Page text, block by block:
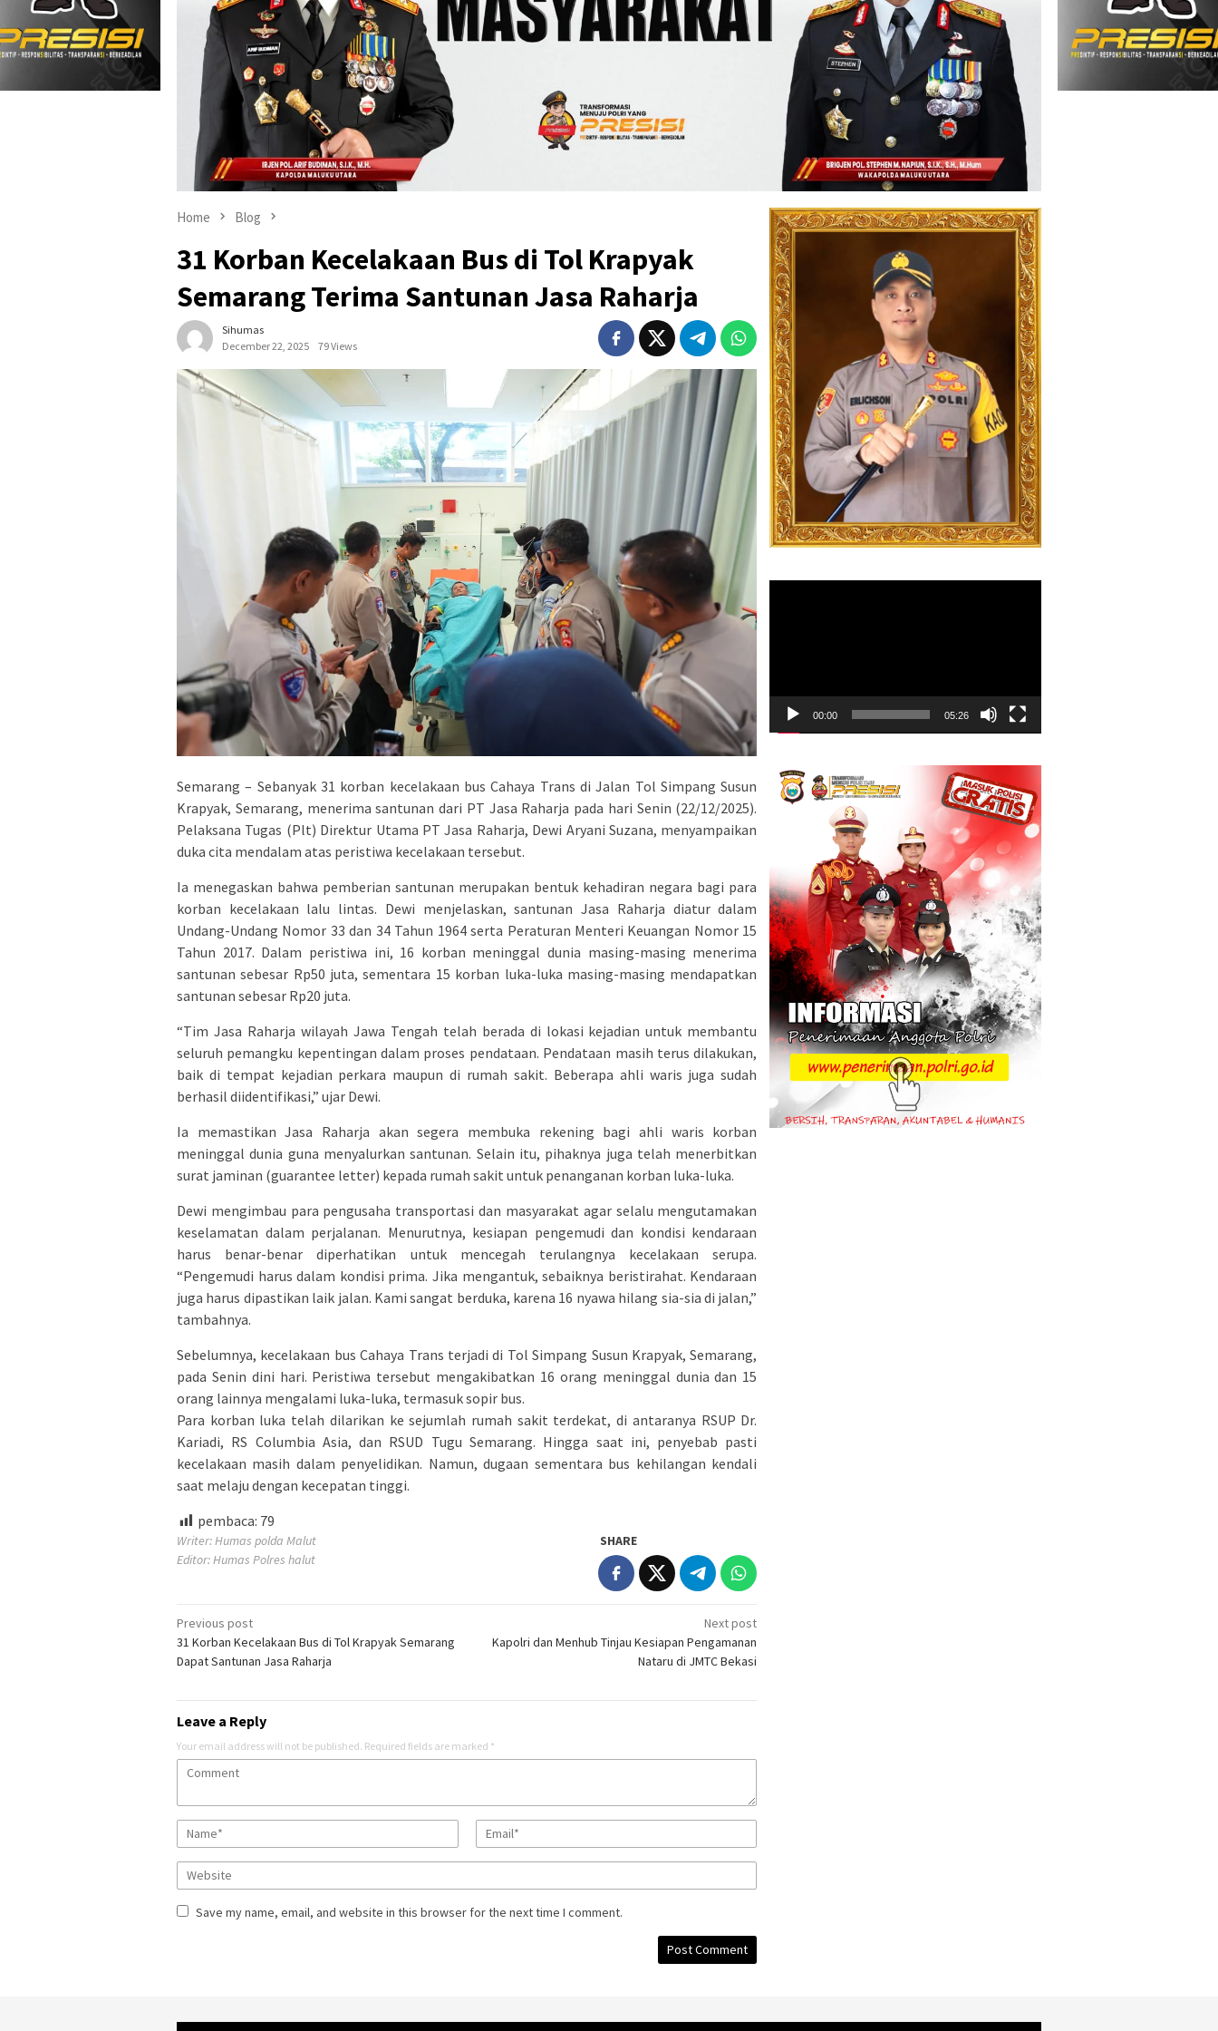
Home Blog
31 Korban Kecelakaan Bus di Tol Krapyak
Semarang Terima Santunan Jasa Raharja
Sihumas
December 22, 2025
79 Views
Semarang – Sebanyak 31 korban kecelakaan bus Cahaya Trans di Jalan Tol Simpang Susun
Krapyak, Semarang, menerima santunan dari PT Jasa Raharja pada hari Senin (22/12/2025).
Pelaksana Tugas (Plt) Direktur Utama PT Jasa Raharja, Dewi Aryani Suzana, menyampaikan
duka cita mendalam atas peristiwa kecelakaan tersebut.
Ia menegaskan bahwa pemberian santunan merupakan bentuk kehadiran negara bagi para
korban kecelakaan lalu lintas. Dewi menjelaskan, santunan Jasa Raharja diatur dalam
Undang-Undang Nomor 33 dan 34 Tahun 1964 serta Peraturan Menteri Keuangan Nomor 15
Tahun 2017. Dalam peristiwa ini, 16 korban meninggal dunia masing-masing menerima
santunan sebesar Rp50 juta, sementara 15 korban luka-luka masing-masing mendapatkan
santunan sebesar Rp20 juta.
“Tim Jasa Raharja wilayah Jawa Tengah telah berada di lokasi kejadian untuk membantu
seluruh pemangku kepentingan dalam proses pendataan. Pendataan masih terus dilakukan,
baik di tempat kejadian perkara maupun di rumah sakit. Beberapa ahli waris juga sudah
berhasil diidentifikasi,” ujar Dewi.
Ia memastikan Jasa Raharja akan segera membuka rekening bagi ahli waris korban
meninggal dunia guna menyalurkan santunan. Selain itu, pihaknya juga telah menerbitkan
surat jaminan (guarantee letter) kepada rumah sakit untuk penanganan korban luka-luka.
Dewi mengimbau para pengusaha transportasi dan masyarakat agar selalu mengutamakan
keselamatan dalam perjalanan. Menurutnya, kesiapan pengemudi dan kondisi kendaraan
harus benar-benar diperhatikan untuk mencegah terulangnya kecelakaan serupa.
“Pengemudi harus dalam kondisi prima. Jika mengantuk, sebaiknya beristirahat. Kendaraan
juga harus dipastikan laik jalan. Kami sangat berduka, karena 16 nyawa hilang sia-sia di jalan,”
tambahnya.
Sebelumnya, kecelakaan bus Cahaya Trans terjadi di Tol Simpang Susun Krapyak, Semarang,
pada Senin dini hari. Peristiwa tersebut mengakibatkan 16 orang meninggal dunia dan 15
orang lainnya mengalami luka-luka, termasuk sopir bus.
Para korban luka telah dilarikan ke sejumlah rumah sakit terdekat, di antaranya RSUP Dr.
Kariadi, RS Columbia Asia, dan RSUD Tugu Semarang. Hingga saat ini, penyebab pasti
kecelakaan masih dalam penyelidikan. Namun, dugaan sementara bus kehilangan kendali
saat melaju dengan kecepatan tinggi.
pembaca: 79
Writer: Humas polda Malut
Editor: Humas Polres halut
SHARE
Post
navigation
Previous post
31 Korban Kecelakaan Bus di Tol Krapyak Semarang
Dapat Santunan Jasa Raharja
Next post
Kapolri dan Menhub Tinjau Kesiapan Pengamanan
Nataru di JMTC Bekasi
Leave a Reply
Your email address will not be published. Required fields are marked *
Save my name, email, and website in this browser for the next time I comment.
00:00 05:26